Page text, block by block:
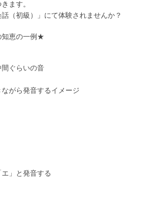
ます。
（初級）」にて体験されませんか？
知恵の一例★
ぐらいの音
ながら発音するイメージ
」と発音する